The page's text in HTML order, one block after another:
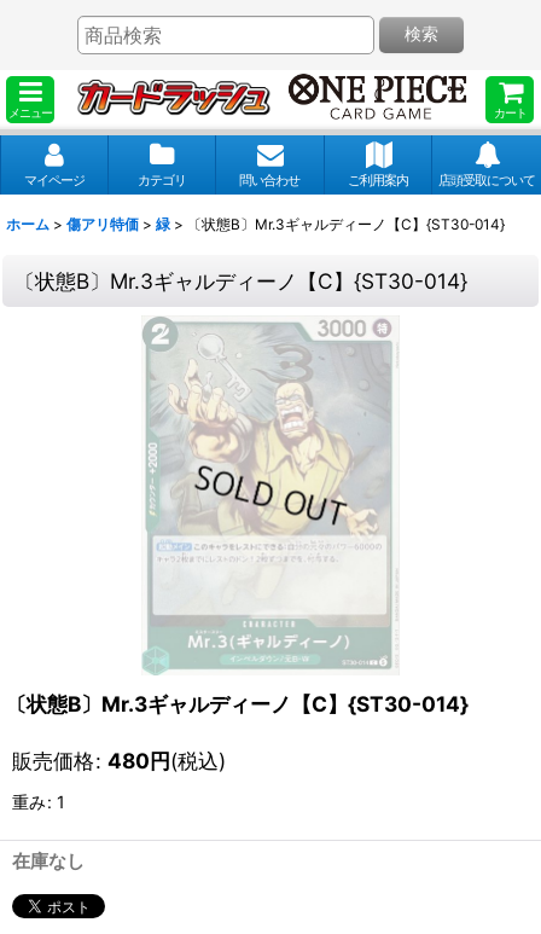
メニュー カート
検索
マイページ カテゴリ 問い合わせ ご利用案内 店頭受取について
ホーム > 傷アリ特価 > 緑 > 〔状態B〕Mr.3ギャルディーノ【C】{ST30-014}
〔状態B〕Mr.3ギャルディーノ【C】{ST30-014}
〔状態B〕Mr.3ギャルディーノ【C】{ST30-014}
販売価格: 480円(税込)
重み: 1
在庫なし